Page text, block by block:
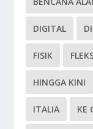
DIGITAL
FISIK
HINGGA KINI
ITALIA KE